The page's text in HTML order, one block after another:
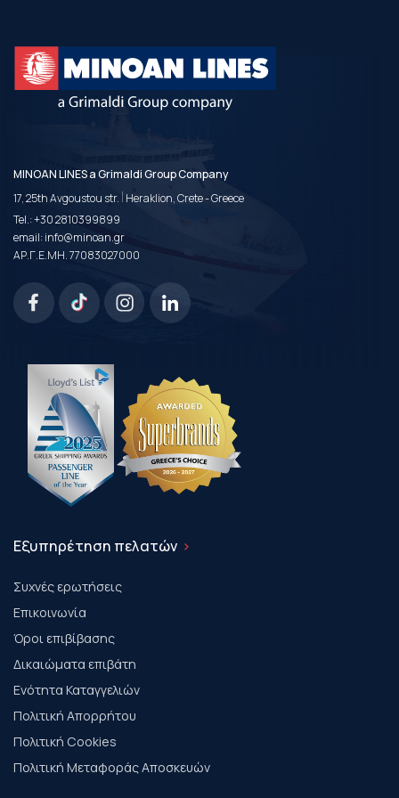
MINOAN LINES a Grimaldi Group Company
17, 25th Avgoustou str. | Heraklion, Crete - Greece
Tel.:+30 2810399899
email:info@minoan.gr
ΑΡ.Γ.Ε.ΜΗ. 77083027000
Εξυπηρέτηση πελατών
Συχνές ερωτήσεις
Επικοινωνία
Όροι επιβίβασης
Δικαιώματα επιβάτη
Ενότητα Καταγγελιών
Πολιτική Απορρήτου
Πολιτική Cookies
Πολιτική Μεταφοράς Αποσκευών